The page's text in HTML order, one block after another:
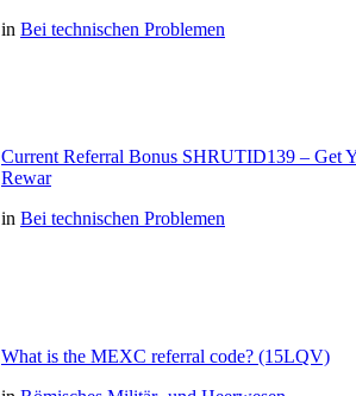
in Bei technischen Problemen
Current Referral Bonus SHRUTID139 – Get
Rewar
in Bei technischen Problemen
What is the MEXC referral code? (15LQV)